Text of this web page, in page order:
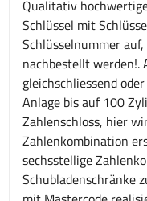
Qualitativ
Schlüssel mit
Schlüsselnummer
nachbestellt werden!.
gleichschliessend
Anlage bis auf 100
Zahlenschloss, hier
Zahlenkombination
sechsstellige
Schubladenschränke